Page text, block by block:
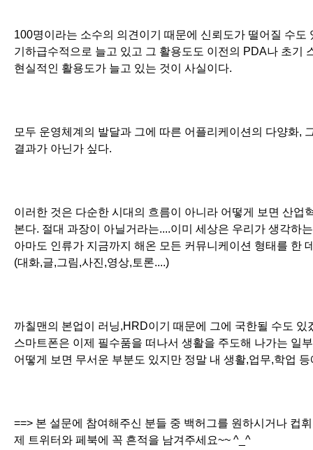
100명이라는 소수의 의견이기 때문에 신뢰도가 떨어질 수
기하급수적으로 늘고 있고 그 활용도도 이전의 PDA나 초기
현실적인 활용도가 늘고 있는 것이 사실이다.
모두 운영체계의 발달과 그에 따른 어플리케이션의 다양화,
결과가 아닌가 싶다.
이러한 것은 다순한 시대의 흐름이 아니라 어떻게 보면 산업
본다. 절대 과장이 아닐거라는....이미 세상은 우리가 생각하
아마도 인류가 지금까지 해온 모든 커뮤니케이션 형태를 한
(대화,글,그림,사진,영상,토론....)
까칠맨의 본업이 러닝,HRD이기 때문에 그에 국한될 수도
스마트폰은 이제 필수품을 떠나서 생활을 주도해 나가는 일
어떻게 보면 무서운 부분도 있지만 정말 내 생활,업무,학업
==> 본 설문에 참여해주신 분들 중 백허그를 원하시거나 컵
제 트위터와 페북에 꼭 흔적을 남겨주세요~~ ^_^